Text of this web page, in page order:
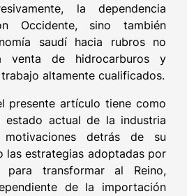
la dependencia
Occidente, sino también
saudí hacia rubros no
venta de hidrocarburos y
altamente cualificados.
presente artículo tiene como
estado actual de la industria
detrás de su
las estrategias adoptadas por
para transformar al Reino,
de la importación